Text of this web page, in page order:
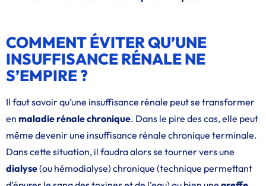
COMMENT ÉVITER QU’UNE
INSUFFISANCE RÉNALE NE
S’EMPIRE ?
Il faut savoir qu’une insuffisance rénale peut se transformer
en maladie rénale chronique. Dans le pire des cas, elle peut
même devenir une insuffisance rénale chronique terminale.
Dans cette situation, il faudra alors se tourner vers une
dialyse(ou hémodialyse) chronique (technique permettant